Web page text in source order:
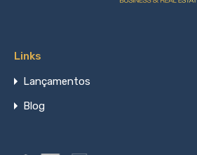
Links
Lançamentos
Blog